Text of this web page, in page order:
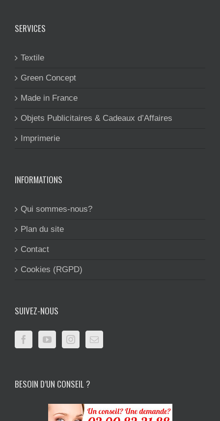
SERVICES
Textile
Green Concept
Made in France
Objets Publicitaires & Cadeaux d’Affaires
Imprimerie
INFORMATIONS
Qui sommes-nous?
Plan du site
Contact
Cookies (RGPD)
SUIVEZ-NOUS
BESOIN D’UN CONSEIL ?